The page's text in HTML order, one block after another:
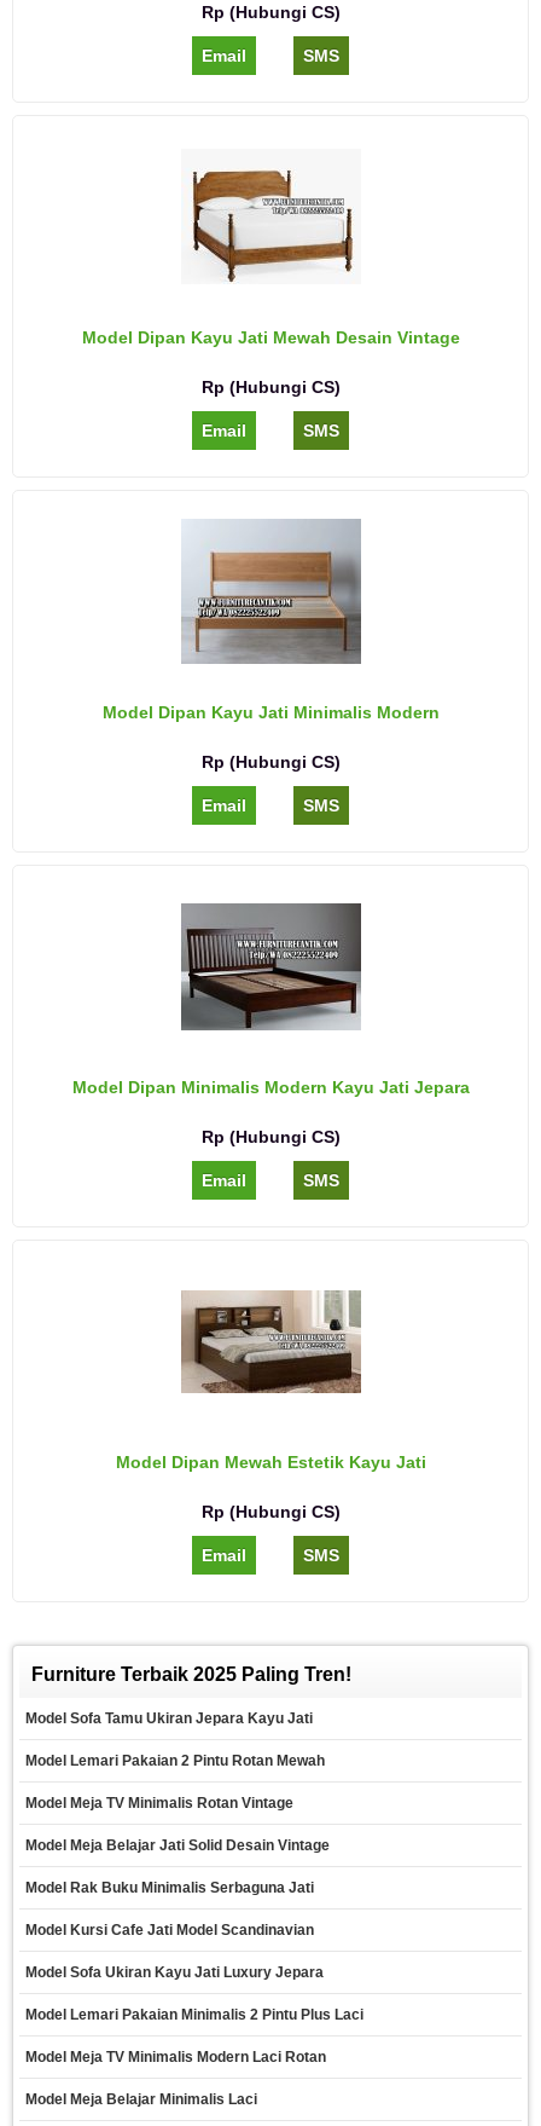
Rp (Hubungi CS)
Email SMS
Model Dipan Kayu Jati Mewah Desain Vintage
Rp (Hubungi CS)
Email SMS
Model Dipan Kayu Jati Minimalis Modern
Rp (Hubungi CS)
Email SMS
Model Dipan Minimalis Modern Kayu Jati Jepara
Rp (Hubungi CS)
Email SMS
Model Dipan Mewah Estetik Kayu Jati
Rp (Hubungi CS)
Email SMS
Furniture Terbaik 2025 Paling Tren!
Model Sofa Tamu Ukiran Jepara Kayu Jati
Model Lemari Pakaian 2 Pintu Rotan Mewah
Model Meja TV Minimalis Rotan Vintage
Model Meja Belajar Jati Solid Desain Vintage
Model Rak Buku Minimalis Serbaguna Jati
Model Kursi Cafe Jati Model Scandinavian
Model Sofa Ukiran Kayu Jati Luxury Jepara
Model Lemari Pakaian Minimalis 2 Pintu Plus Laci
Model Meja TV Minimalis Modern Laci Rotan
Model Meja Belajar Minimalis Laci